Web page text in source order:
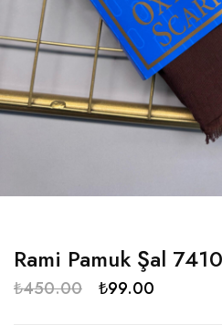
Rami Pamuk Şal
₺450.00 ₺99.00